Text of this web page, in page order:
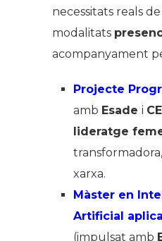
necessitats reals
modalitats
acompanyament
Projecte
amb Esade i
lideratge
xarxa.
Màster en
Artificial
(impulsat amb